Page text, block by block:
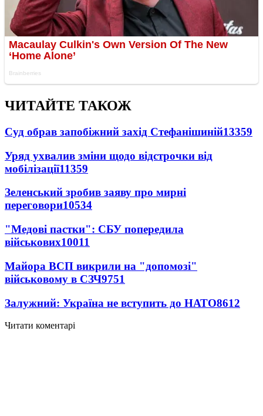
ЧИТАЙТЕ ТАКОЖ
Суд обрав запобіжний захід Стефанішиній13359
Уряд ухвалив зміни щодо відстрочки від
мобілізації11359
Зеленський зробив заяву про мирні
переговори10534
"Медові пастки": СБУ попередила
військових10011
Майора ВСП викрили на "допомозі"
військовому в СЗЧ9751
Залужний: Україна не вступить до НАТО8612
Читати коментарі